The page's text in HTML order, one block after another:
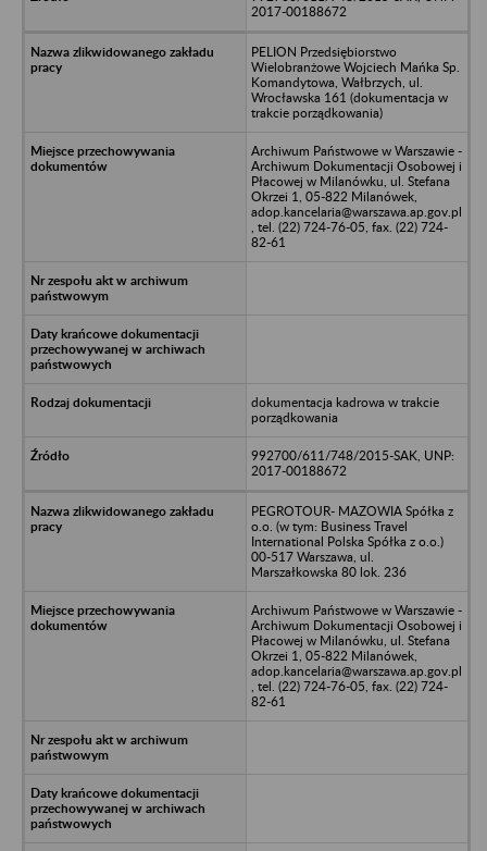
2017-00188672
PELION Przedsiębiorstwo
Wielobranżowe Wojciech Mańka Sp.
Komandytowa, Wałbrzych, ul.
Wrocławska 161 (dokumentacja w
trakcie porządkowania)
Archiwum Państwowe w Warszawie -
Archiwum Dokumentacji Osobowej i
Płacowej w Milanówku, ul. Stefana
Okrzei 1, 05-822 Milanówek,
adop.kancelaria@warszawa.ap.gov.pl
, tel. (22) 724-76-05, fax. (22) 724-
82-61
dokumentacja kadrowa w trakcie
porządkowania
992700/611/748/2015-SAK, UNP:
2017-00188672
PEGROTOUR- MAZOWIA Spółka z
o.o. (w tym: Business Travel
International Polska Spółka z o.o.)
00-517 Warszawa, ul.
Marszałkowska 80 lok. 236
Archiwum Państwowe w Warszawie -
Archiwum Dokumentacji Osobowej i
Płacowej w Milanówku, ul. Stefana
Okrzei 1, 05-822 Milanówek,
adop.kancelaria@warszawa.ap.gov.pl
, tel. (22) 724-76-05, fax. (22) 724-
82-61